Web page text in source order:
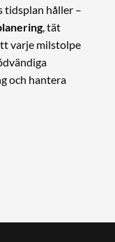
tidsplan håller –
, tät
varje milstolpe
och hantera